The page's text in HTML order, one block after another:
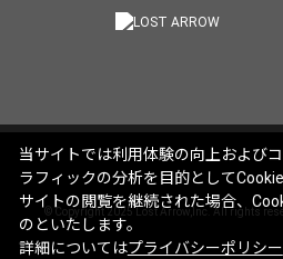
© Copyright 2025 Lost Arrow,Inc. All rights
当サイトでは利用体験の向上および
ラフィックの分析を目的として
サイトの閲覧を継続された場合、
のといたします。
詳細についてはプライバシーポリシー